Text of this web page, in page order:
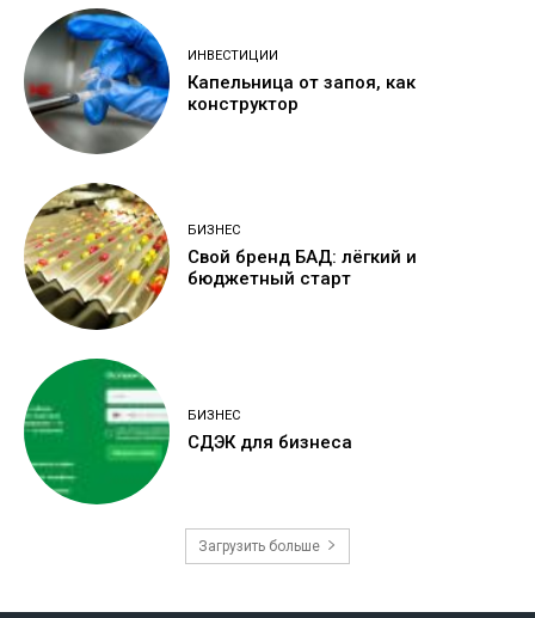
ИНВЕСТИЦИИ
Капельница от запоя, как
конструктор
БИЗНЕС
Свой бренд БАД: лёгкий и
бюджетный старт
БИЗНЕС
СДЭК для бизнеса
Загрузить больше